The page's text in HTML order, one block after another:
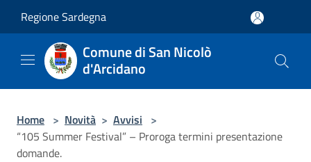
Regione Sardegna
Comune di San Nicolò
d'Arcidano
Home > Novità > Avvisi >
“105 Summer Festival” – Proroga termini presentazione
domande.